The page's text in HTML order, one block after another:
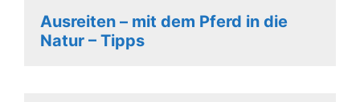
Ausreiten – mit dem Pferd in die
Natur – Tipps